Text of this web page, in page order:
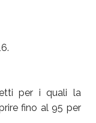
per i quali la
fino al 95 per